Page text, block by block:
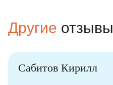
Другие отзывы
Сабитов Кирилл